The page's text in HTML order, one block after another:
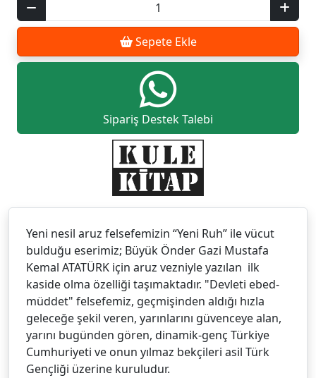
Sepete Ekle
Sipariş Destek Talebi
Yeni nesil aruz felsefemizin “Yeni Ruh” ile vücut
bulduğu eserimiz; Büyük Önder Gazi Mustafa
Kemal ATATÜRK için aruz vezniyle yazılan ilk
kaside olma özelliği taşımaktadır. "Devleti ebed-
müddet" felsefemiz, geçmişinden aldığı hızla
geleceğe şekil veren, yarınlarını güvenceye alan,
yarını bugünden gören, dinamik-genç Türkiye
Cumhuriyeti ve onun yılmaz bekçileri asil Türk
Gençliği üzerine kuruludur.